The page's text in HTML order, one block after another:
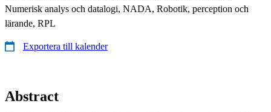
Numerisk analys och datalogi, NADA, Robotik, perception och
lärande, RPL
Exportera till kalender
Abstract